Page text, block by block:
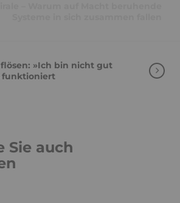
»Ich bin nicht gut
funktioniert
Sie auch